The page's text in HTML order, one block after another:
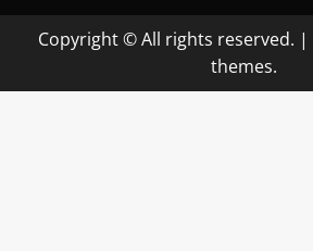
Copyright © All rights reserved. |
themes.